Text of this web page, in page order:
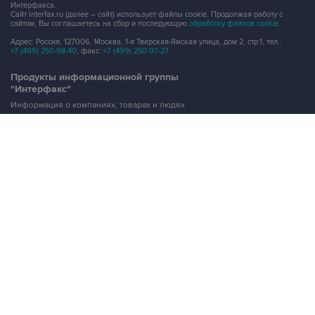
Интерфакса.
Сайт Interfax.ru (далее – сайт) использует файлы cookie. Продолжая работу с
сайтом, Вы соглашаетесь на сбор и последующую обработку файлов cookie.
Адрес: Россия, 127006, Москва, 1-я Тверская-Ямская улица, дом 2, стр.1, тел.:
+7 (499) 250-98-40, факс: +7 (499) 250-97-27
Продукты информационной группы
"Интерфакс"
Информация о компаниях, товарах и людях